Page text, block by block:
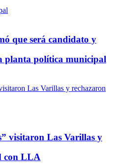
que será candidato y
planta política municipal
visitaron Las Varillas y
con LLA